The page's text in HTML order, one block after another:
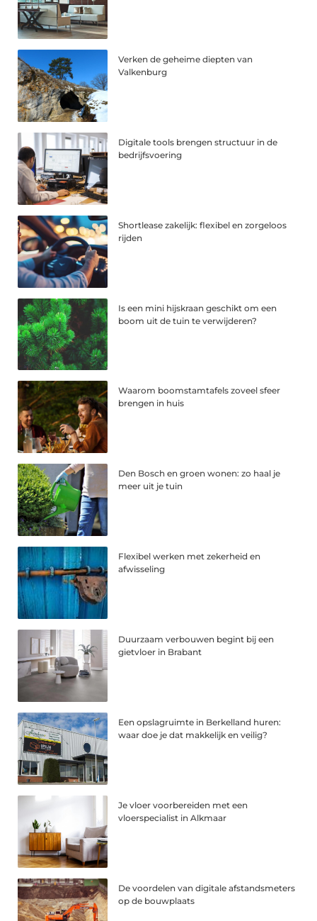
Verken de geheime diepten van
Valkenburg
Digitale tools brengen structuur in de
bedrijfsvoering
Shortlease zakelijk: flexibel en zorgeloos
rijden
Is een mini hijskraan geschikt om een
boom uit de tuin te verwijderen?
Waarom boomstamtafels zoveel sfeer
brengen in huis
Den Bosch en groen wonen: zo haal je
meer uit je tuin
Flexibel werken met zekerheid en
afwisseling
Duurzaam verbouwen begint bij een
gietvloer in Brabant
Een opslagruimte in Berkelland huren:
waar doe je dat makkelijk en veilig?
Je vloer voorbereiden met een
vloerspecialist in Alkmaar
De voordelen van digitale afstandsmeters
op de bouwplaats